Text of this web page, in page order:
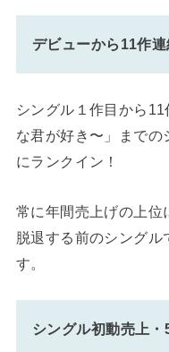
デビューから11作
シングル１作目から
な君が好き〜」までの
にランクイン！
常に年間売上げの上位
脱退する前のシングル
す。
シングル初動売上・